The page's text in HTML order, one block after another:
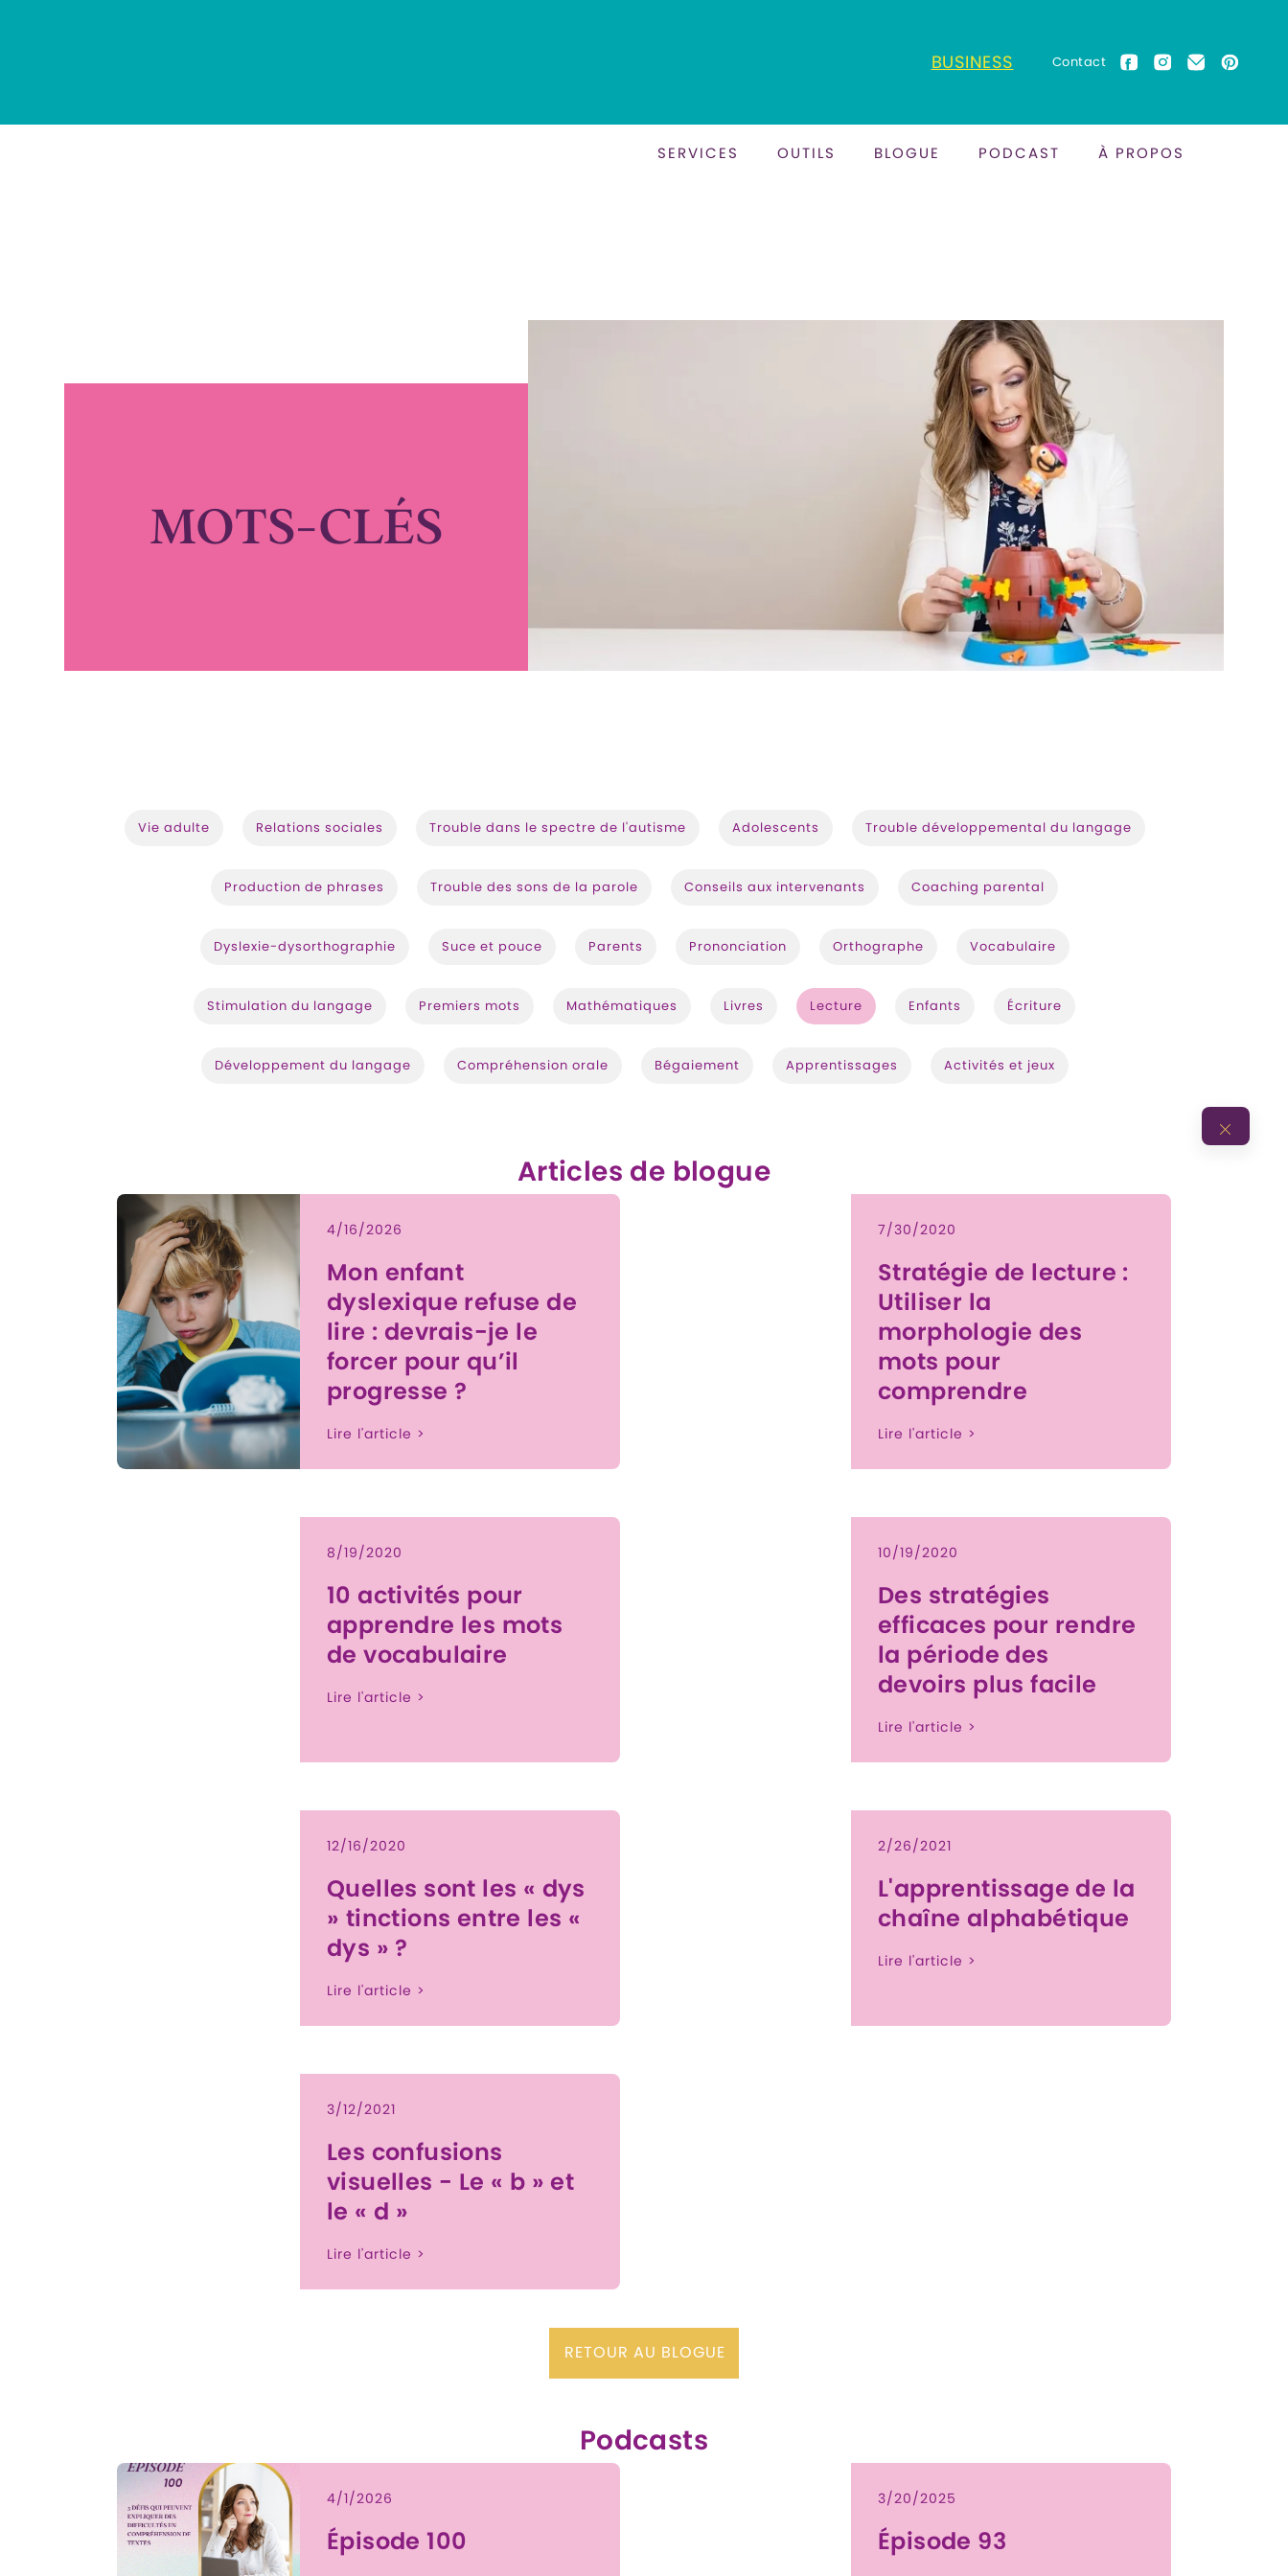
BUSINESS Contact
SERVICES OUTILS BLOGUE PODCAST À PROPOS
MOTS-CLÉS
Vie adulte Relations sociales Trouble dans le spectre de l'autisme Adolescents Trouble développemental du langage
Production de phrases Trouble des sons de la parole Conseils aux intervenants Coaching parental
Dyslexie-dysorthographie Suce et pouce Parents Prononciation Orthographe Vocabulaire
Stimulation du langage Premiers mots Mathématiques Livres Lecture Enfants Écriture
Développement du langage Compréhension orale Bégaiement Apprentissages Activités et jeux
Articles de blogue
4/16/2026
Mon enfant
dyslexique refuse de
lire : devrais-je le
forcer pour qu’il
progresse ?
Lire l'article >
7/30/2020
Stratégie de lecture :
Utiliser la
morphologie des
mots pour
comprendre
Lire l'article >
8/19/2020
10 activités pour
apprendre les mots
de vocabulaire
Lire l'article >
10/19/2020
Des stratégies
efficaces pour rendre
la période des
devoirs plus facile
Lire l'article >
12/16/2020
Quelles sont les « dys
» tinctions entre les «
dys » ?
Lire l'article >
2/26/2021
L'apprentissage de la
chaîne alphabétique
Lire l'article >
3/12/2021
Les confusions
visuelles - Le « b » et
le « d »
Lire l'article >
RETOUR AU BLOGUE
Podcasts
4/1/2026
Épisode 100
3/20/2025
Épisode 93